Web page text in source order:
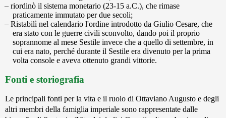
riordinò il sistema monetario (23-15 a.C.), che rimase
praticamente immutato per due secoli;
Ristabilì nel calendario l'ordine introdotto da Giulio Cesare, che
era stato con le guerre civili sconvolto, dando poi il proprio
soprannome al mese Sestile invece che a quello di settembre, in
cui era nato, perché durante il Sestile era divenuto per la prima
volta console e aveva ottenuto grandi vittorie.
Fonti e storiografia
Le principali fonti per la vita e il ruolo di Ottaviano Augusto e degli
altri membri della famiglia imperiale sono rappresentate dalle